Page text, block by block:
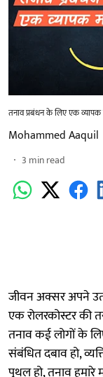
तनाव प्रबंधन के लिए एक व्यापक
Mohammed Aaquil
3 min read
जीवन अक्सर अपने
एक रोलरकोस्टर की
तनाव कई लोगों के
संबंधित दबाव हो,